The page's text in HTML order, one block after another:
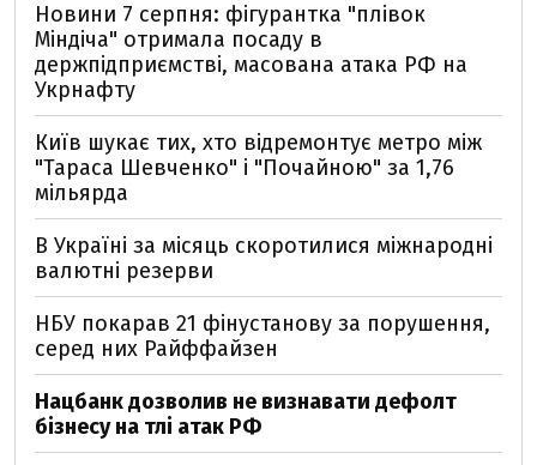
Новини 7 серпня: фігурантка "плівок
Міндіча" отримала посаду в
держпідприємстві, масована атака РФ на
Укрнафту
Київ шукає тих, хто відремонтує метро між
"Тараса Шевченко" і "Почайною" за 1,76
мільярда
В Україні за місяць скоротилися міжнародні
валютні резерви
НБУ покарав 21 фінустанову за порушення,
серед них Райффайзен
Нацбанк дозволив не визнавати дефолт
бізнесу на тлі атак РФ